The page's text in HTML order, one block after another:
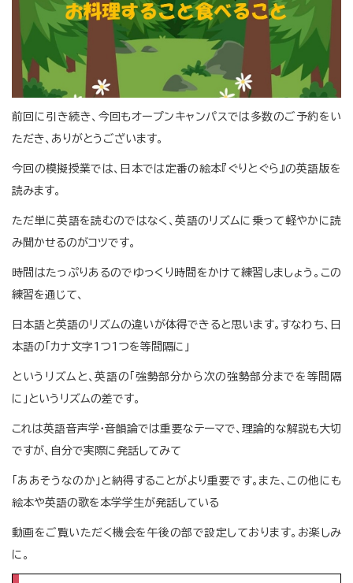
前回に引き続き、今回もオープンキャンパスでは多数のご予約をい
ただき、ありがとうございます。
今回の模擬授業では、日本では定番の絵本『ぐりとぐら』の英語版を
読みます。
ただ単に英語を読むのではなく、英語のリズムに乗って軽やかに読
み聞かせるのがコツです。
時間はたっぷりあるのでゆっくり時間をかけて練習しましょう。この
練習を通じて、
日本語と英語のリズムの違いが体得できると思います。すなわち、日
本語の「カナ文字1つ1つを等間隔に」
というリズムと、英語の「強勢部分から次の強勢部分までを等間隔
に」というリズムの差です。
これは英語音声学・音韻論では重要なテーマで、理論的な解説も大切
ですが、自分で実際に発話してみて
「ああそうなのか」と納得することがより重要です。また、この他にも
絵本や英語の歌を本学学生が発話している
動画をご覧いただく機会を午後の部で設定しております。お楽しみ
に。